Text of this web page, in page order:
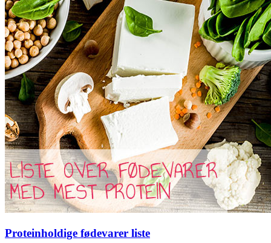
Proteinholdige fødevarer liste